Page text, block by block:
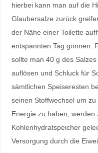
hierbei kann man auf die
Glaubersalze zurück
der Nähe einer Toilette
entspannten Tag gönnen.
sollte man 40 g des
auflösen und Schluck für
sämtlichen Speiseresten
seinen Stoffwechsel um
Energie zu haben,
Kohlenhydratspeicher
Versorgung durch die